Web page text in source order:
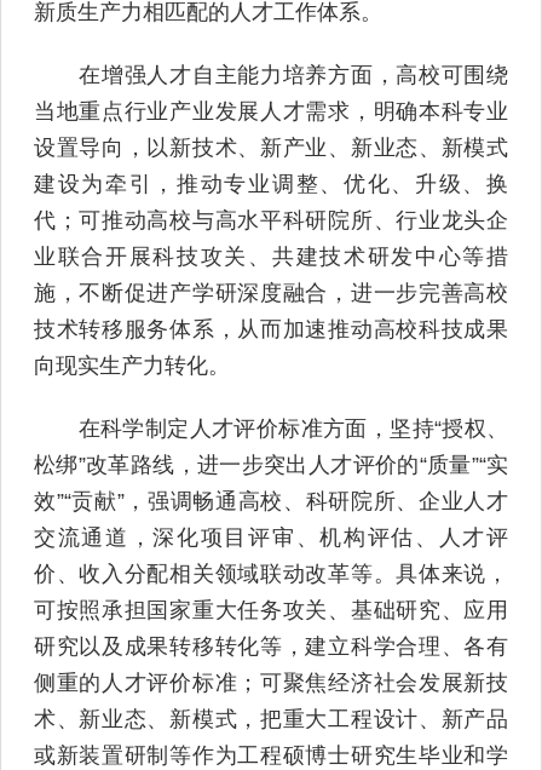
新质生产力相匹配的人才工作体系。
在增强人才自主能力培养方面，高校可围绕
当地重点行业产业发展人才需求，明确本科专业
设置导向，以新技术、新产业、新业态、新模式
建设为牵引，推动专业调整、优化、升级、换
代；可推动高校与高水平科研院所、行业龙头企
业联合开展科技攻关、共建技术研发中心等措
施，不断促进产学研深度融合，进一步完善高校
技术转移服务体系，从而加速推动高校科技成果
向现实生产力转化。
在科学制定人才评价标准方面，坚持“授权、
松绑”改革路线，进一步突出人才评价的“质量”“实
效”“贡献”，强调畅通高校、科研院所、企业人才
交流通道，深化项目评审、机构评估、人才评
价、收入分配相关领域联动改革等。具体来说，
可按照承担国家重大任务攻关、基础研究、应用
研究以及成果转移转化等，建立科学合理、各有
侧重的人才评价标准；可聚焦经济社会发展新技
术、新业态、新模式，把重大工程设计、新产品
或新装置研制等作为工程硕博士研究生毕业和学